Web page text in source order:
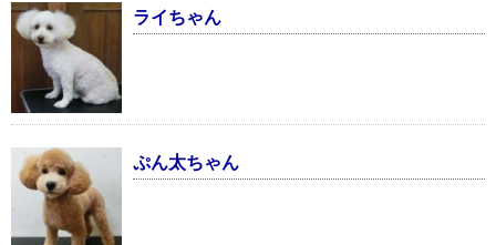
ライちゃん
ぷん太ちゃん